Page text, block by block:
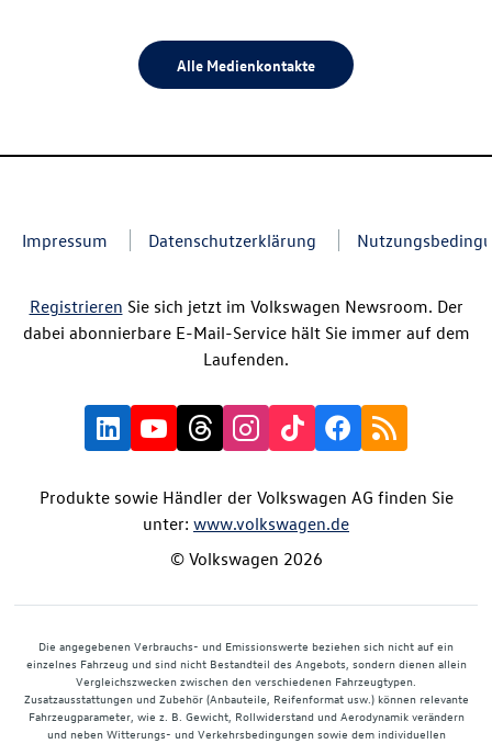
Alle Medienkontakte
Impressum Datenschutzerklärung
Registrieren Sie sich jetzt im Volkswagen Newsroom. Der
dabei abonnierbare E-Mail-Service hält Sie immer auf dem
Laufenden.
Produkte sowie Händler der Volkswagen AG finden Sie
unter: www.volkswagen.de
© Volkswagen 2026
Die angegebenen Verbrauchs- und Emissionswerte beziehen sich nicht auf ein
einzelnes Fahrzeug und sind nicht Bestandteil des Angebots, sondern dienen allein
Vergleichszwecken zwischen den verschiedenen Fahrzeugtypen.
Zusatzausstattungen und Zubehör (Anbauteile, Reifenformat usw.) können relevante
Fahrzeugparameter, wie z. B. Gewicht, Rollwiderstand und Aerodynamik verändern
und neben Witterungs- und Verkehrsbedingungen sowie dem individuellen